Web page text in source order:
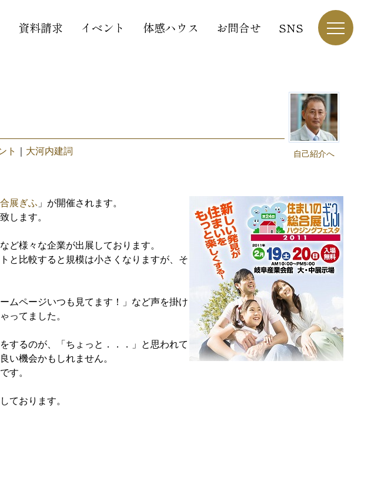
資料請求 イベント 体感ハウス お問合せ SNS
自己紹介へ
ト 大河内建詞
展ぎふ 」が開催されます。
します。
ど様々な企業が出展しております。
と比較すると規模は小さくなりますが、そ
ムページいつも見てます！」など声を掛け
ってました。
するのが、「ちょっと．．．」と思われて
い機会かもしれません。
す。
ております。